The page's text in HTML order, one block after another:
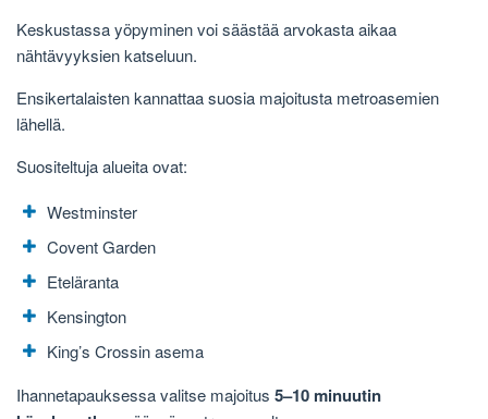
Keskustassa yöpyminen voi säästää arvokasta aikaa
nähtävyyksien katseluun.
Ensikertalaisten kannattaa suosia majoitusta metroasemien
lähellä.
Suositeltuja alueita ovat:
Westminster
Covent Garden
Eteläranta
Kensington
King’s Crossin asema
Ihannetapauksessa valitse majoitus 5–10 minuutin